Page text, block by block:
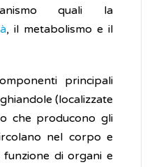
quali la
, il metabolismo e il
principali
(localizzate
che producono gli
nel corpo e
di organi e